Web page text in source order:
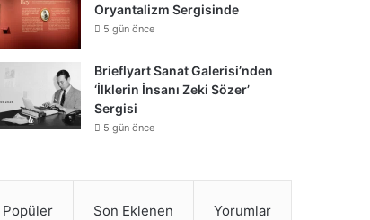
Oryantalizm Sergisinde
5 gün önce
Brieflyart Sanat Galerisi’nden
‘İlklerin İnsanı Zeki Sözer’
Sergisi
5 gün önce
Popüler Son Eklenen Yorumlar